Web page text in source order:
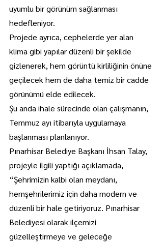
uyumlu bir görünüm sağlanması
hedefleniyor.
Projede ayrıca, cephelerde yer alan
klima gibi yapılar düzenli bir şekilde
gizlenerek, hem görüntü kirliliğinin önüne
geçilecek hem de daha temiz bir cadde
görünümü elde edilecek.
Şu anda ihale sürecinde olan çalışmanın,
Temmuz ayı itibarıyla uygulamaya
başlanması planlanıyor.
Pınarhisar Belediye Başkanı İhsan Talay,
projeyle ilgili yaptığı açıklamada,
“Şehrimizin kalbi olan meydanı,
hemşehrilerimiz için daha modern ve
düzenli bir hale getiriyoruz. Pınarhisar
Belediyesi olarak ilçemizi
güzelleştirmeye ve geleceğe